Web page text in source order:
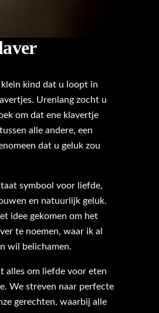
klein kind dat u loopt in
Urenlang zocht u
om dat ene klavertje
alle andere, een
dat u geluk zou
symbool voor liefde,
en natuurlijk geluk.
idee gekomen om het
te noemen, waar ik al
wil belichamen.
alles om liefde voor eten
We streven naar perfecte
gerechten, waarbij alle